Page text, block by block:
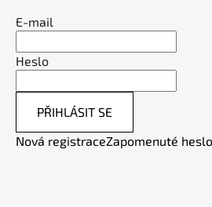
E-mail
Heslo
PŘIHLÁSIT SE
Nová registraceZapomenuté heslo